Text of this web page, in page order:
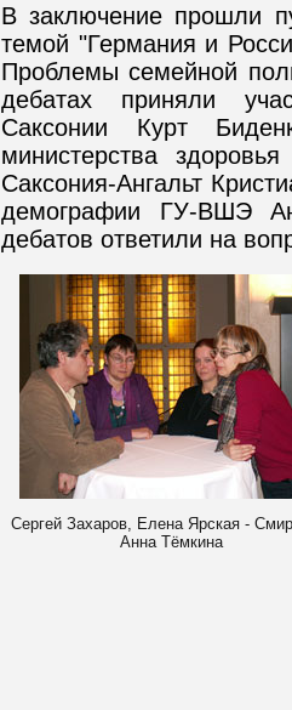
В заключение прошли
темой "Германия и
Проблемы семейной
дебатах приняли
Саксонии Курт
министерства
Саксония-Ангальт
демографии ГУ-ВШЭ
дебатов ответили на
Сергей Захаров, Елена Ярская -
Анна Тёмкина